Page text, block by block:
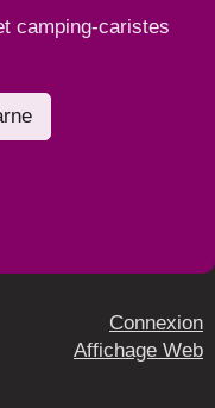
camping-caristes
Connexion
Affichage Web